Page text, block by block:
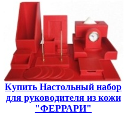
Купить Настольный набор
для руководителя из кожи
"ФЕРРАРИ"